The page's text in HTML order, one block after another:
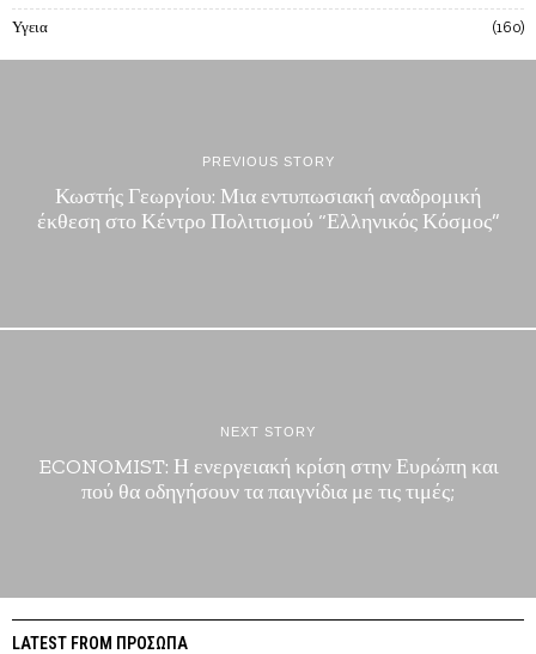
Υγεια 160
PREVIOUS STORY
Κωστής Γεωργίου: Μια εντυπωσιακή αναδρομική
έκθεση στο Κέντρο Πολιτισμού “Ελληνικός Κόσμος”
NEXT STORY
ECONOMIST: Η ενεργειακή κρίση στην Ευρώπη και
πού θα οδηγήσουν τα παιγνίδια με τις τιμές;
LATEST FROM ΠΡΟΣΩΠΑ